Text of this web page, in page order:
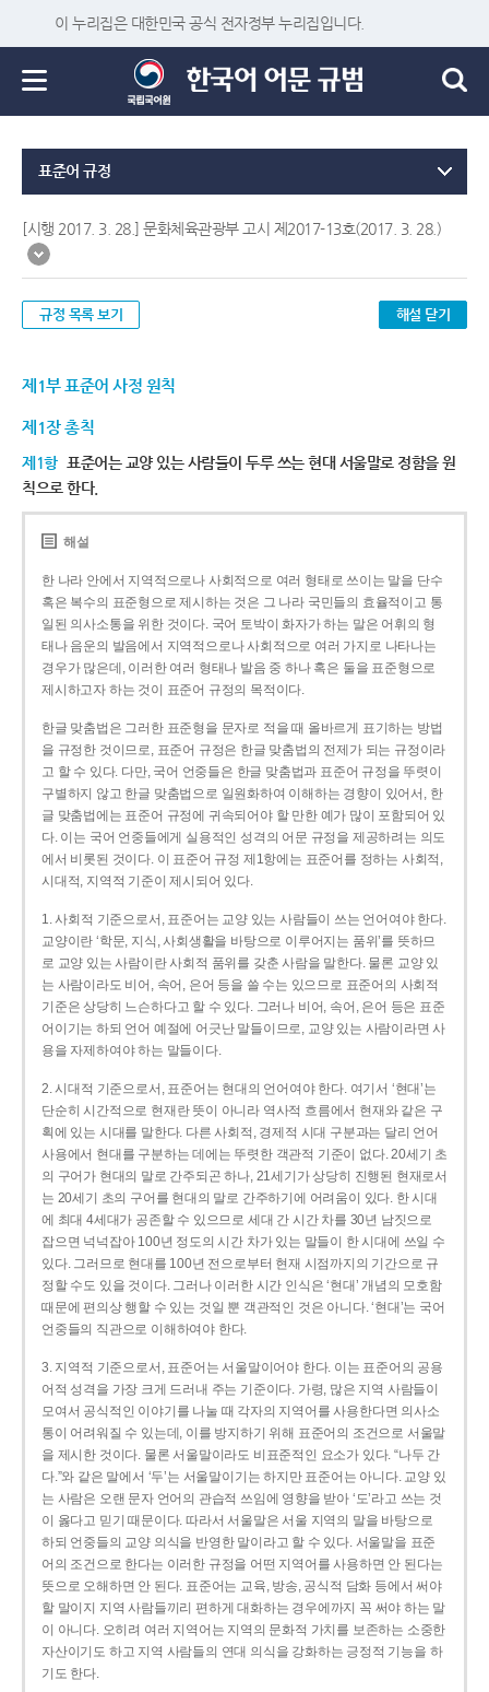
이 누리집은 대한민국 공식 전자정부 누리집입니다.
표준어 규정
[시행 2017. 3. 28.] 문화체육관광부 고시 제2017-13호(2017. 3. 28.)
규정 목록 보기 해설 닫기
제1부 표준어 사정 원칙
제1장 총칙
제1항 표준어는 교양 있는 사람들이 두루 쓰는 현대 서울말로 정함을 원
칙으로 한다.
해설
한 나라 안에서 지역적으로나 사회적으로 여러 형태로 쓰이는 말을 단수
혹은 복수의 표준형으로 제시하는 것은 그 나라 국민들의 효율적이고 통
일된 의사소통을 위한 것이다. 국어 토박이 화자가 하는 말은 어휘의 형
태나 음운의 발음에서 지역적으로나 사회적으로 여러 가지로 나타나는
경우가 많은데, 이러한 여러 형태나 발음 중 하나 혹은 둘을 표준형으로
제시하고자 하는 것이 표준어 규정의 목적이다.
한글 맞춤법은 그러한 표준형을 문자로 적을 때 올바르게 표기하는 방법
을 규정한 것이므로, 표준어 규정은 한글 맞춤법의 전제가 되는 규정이라
고 할 수 있다. 다만, 국어 언중들은 한글 맞춤법과 표준어 규정을 뚜렷이
구별하지 않고 한글 맞춤법으로 일원화하여 이해하는 경향이 있어서, 한
글 맞춤법에는 표준어 규정에 귀속되어야 할 만한 예가 많이 포함되어 있
다. 이는 국어 언중들에게 실용적인 성격의 어문 규정을 제공하려는 의도
에서 비롯된 것이다. 이 표준어 규정 제1항에는 표준어를 정하는 사회적,
시대적, 지역적 기준이 제시되어 있다.
1. 사회적 기준으로서, 표준어는 교양 있는 사람들이 쓰는 언어여야 한다.
교양이란 ‘학문, 지식, 사회생활을 바탕으로 이루어지는 품위’를 뜻하므
로 교양 있는 사람이란 사회적 품위를 갖춘 사람을 말한다. 물론 교양 있
는 사람이라도 비어, 속어, 은어 등을 쓸 수는 있으므로 표준어의 사회적
기준은 상당히 느슨하다고 할 수 있다. 그러나 비어, 속어, 은어 등은 표준
어이기는 하되 언어 예절에 어긋난 말들이므로, 교양 있는 사람이라면 사
용을 자제하여야 하는 말들이다.
2. 시대적 기준으로서, 표준어는 현대의 언어여야 한다. 여기서 ‘현대’는
단순히 시간적으로 현재란 뜻이 아니라 역사적 흐름에서 현재와 같은 구
획에 있는 시대를 말한다. 다른 사회적, 경제적 시대 구분과는 달리 언어
사용에서 현대를 구분하는 데에는 뚜렷한 객관적 기준이 없다. 20세기 초
의 구어가 현대의 말로 간주되곤 하나, 21세기가 상당히 진행된 현재로서
는 20세기 초의 구어를 현대의 말로 간주하기에 어려움이 있다. 한 시대
에 최대 4세대가 공존할 수 있으므로 세대 간 시간 차를 30년 남짓으로
잡으면 넉넉잡아 100년 정도의 시간 차가 있는 말들이 한 시대에 쓰일 수
있다. 그러므로 현대를 100년 전으로부터 현재 시점까지의 기간으로 규
정할 수도 있을 것이다. 그러나 이러한 시간 인식은 ‘현대’ 개념의 모호함
때문에 편의상 행할 수 있는 것일 뿐 객관적인 것은 아니다. ‘현대’는 국어
언중들의 직관으로 이해하여야 한다.
3. 지역적 기준으로서, 표준어는 서울말이어야 한다. 이는 표준어의 공용
어적 성격을 가장 크게 드러내 주는 기준이다. 가령, 많은 지역 사람들이
모여서 공식적인 이야기를 나눌 때 각자의 지역어를 사용한다면 의사소
통이 어려워질 수 있는데, 이를 방지하기 위해 표준어의 조건으로 서울말
을 제시한 것이다. 물론 서울말이라도 비표준적인 요소가 있다. “나두 간
다.”와 같은 말에서 ‘두’는 서울말이기는 하지만 표준어는 아니다. 교양 있
는 사람은 오랜 문자 언어의 관습적 쓰임에 영향을 받아 ‘도’라고 쓰는 것
이 옳다고 믿기 때문이다. 따라서 서울말은 서울 지역의 말을 바탕으로
하되 언중들의 교양 의식을 반영한 말이라고 할 수 있다. 서울말을 표준
어의 조건으로 한다는 이러한 규정을 어떤 지역어를 사용하면 안 된다는
뜻으로 오해하면 안 된다. 표준어는 교육, 방송, 공식적 담화 등에서 써야
할 말이지 지역 사람들끼리 편하게 대화하는 경우에까지 꼭 써야 하는 말
이 아니다. 오히려 여러 지역어는 지역의 문화적 가치를 보존하는 소중한
자산이기도 하고 지역 사람들의 연대 의식을 강화하는 긍정적 기능을 하
기도 한다.